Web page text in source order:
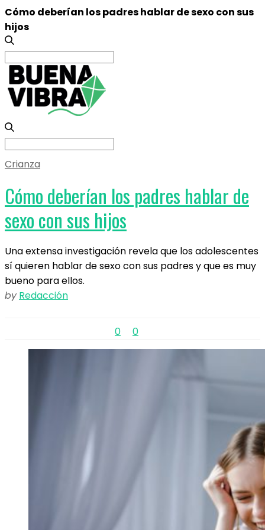
Cómo deberían los padres hablar de sexo con sus
hijos
Search
for:
Search
for:
Crianza
Cómo deberían los padres hablar de
sexo con sus hijos
Una extensa investigación revela que los adolescentes
sí quieren hablar de sexo con sus padres y que es muy
bueno para ellos.
by Redacción
0 0